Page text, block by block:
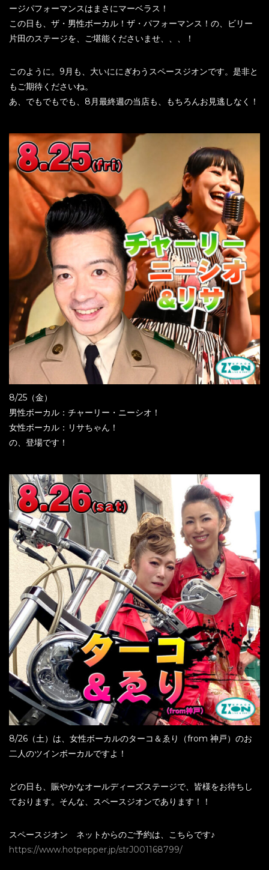
ージパフォーマンスはまさにマーベラス！
この日も、ザ・男性ボーカル！ザ・パフォーマンス！の、ビリー
片田のステージを、ご堪能くださいませ、、、！
このように。9月も、大いににぎわうスペースジオンです。是非と
もご期待くださいね。
あ、でもでもでも、8月最終週の当店も、もちろんお見逃しなく！
8/25（金）
男性ボーカル：チャーリー・ニーシオ！
女性ボーカル：リサちゃん！
の、登場です！
8/26（土）は、女性ボーカルのターコ＆ゑり（from 神戸）のお
二人のツインボーカルですよ！
どの日も、賑やかなオールディーズステージで、皆様をお待ちし
ております。そんな、スペースジオンであります！！
スペースジオン ネットからのご予約は、こちらです♪
https://www.hotpepper.jp/strJ001168799/